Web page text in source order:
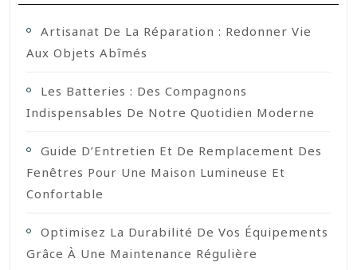
Artisanat De La Réparation : Redonner Vie
Aux Objets Abîmés
Les Batteries : Des Compagnons
Indispensables De Notre Quotidien Moderne
Guide D’Entretien Et De Remplacement Des
Fenêtres Pour Une Maison Lumineuse Et
Confortable
Optimisez La Durabilité De Vos Équipements
Grâce À Une Maintenance Régulière